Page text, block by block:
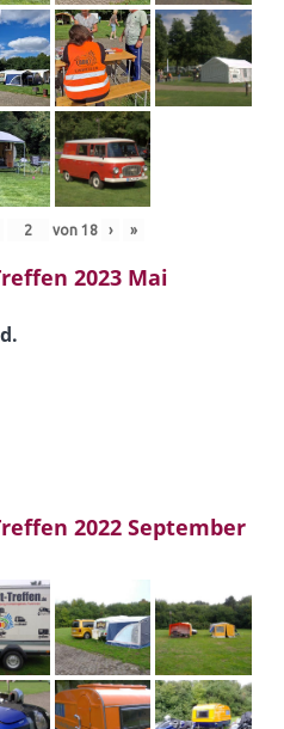
von 18 › »
2023 Mai
2022 September